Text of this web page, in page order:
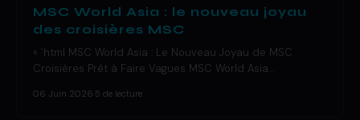
MSC World Asia : le nouveau joyau
des croisières MSC
« `html MSC World Asia : Le Nouveau Joyau de MSC
Croisières Prêt à Faire Vagues MSC World Asia…
06 Juin 2026 5 de lecture